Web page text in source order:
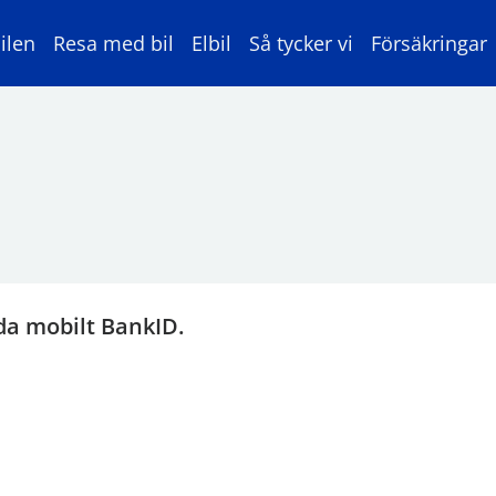
Resa med bil Elbil Så tycker vi Försäkringar
mobilt BankID.